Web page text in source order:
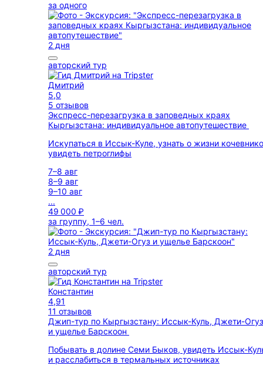
за одного
2 дня
авторский тур
Дмитрий
5,0
5 отзывов
Экспресс-перезагрузка в заповедных краях
Кыргызстана: индивидуальное автопутешествие
Искупаться в Иссык-Куле, узнать о жизни
увидеть петроглифы
7–8 авг
8–9 авг
9–10 авг
...
49 000 ₽
за группу, 1–6 чел.
2 дня
авторский тур
Константин
4,91
11 отзывов
Джип-тур по Кыргызстану: Иссык-Куль, Джети-Огуз
и ущелье Барскоон
Побывать в долине Семи Быков, увидеть Иссык-
и расслабиться в термальных источниках